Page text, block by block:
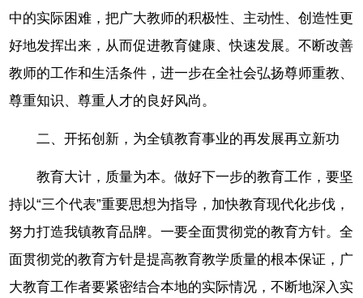
中的实际困难，把广大教师的积极性、主动性、创造性更
好地发挥出来，从而促进教育健康、快速发展。不断改善
教师的工作和生活条件，进一步在全社会弘扬尊师重教、
尊重知识、尊重人才的良好风尚。
二、开拓创新，为全镇教育事业的再发展再立新功
教育大计，质量为本。做好下一步的教育工作，要坚
持以“三个代表”重要思想为指导，加快教育现代化步伐，
努力打造我镇教育品牌。一要全面贯彻党的教育方针。全
面贯彻党的教育方针是提高教育教学质量的根本保证，广
大教育工作者要紧密结合本地的实际情况，不断地深入实